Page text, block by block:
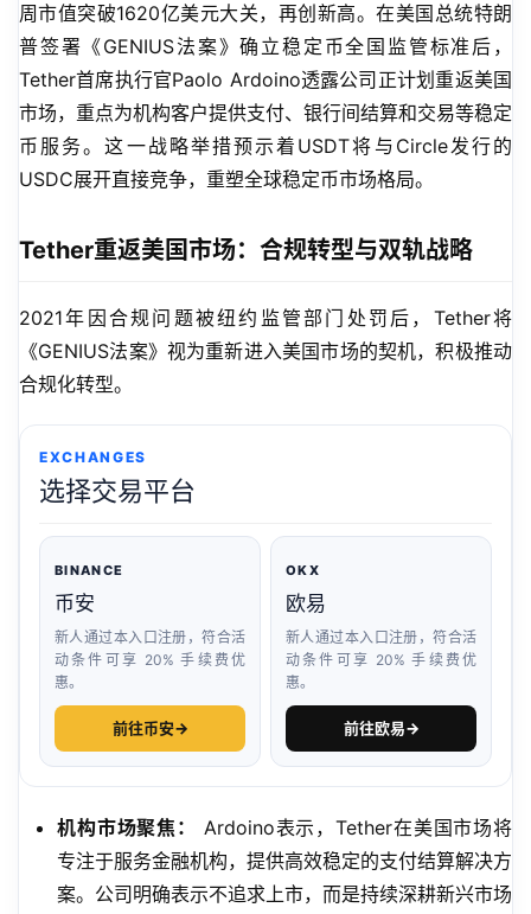
周市值突破1620亿美元大关，再创新高。在美国总统特朗
普签署《GENIUS法案》确立稳定币全国监管标准后，
Tether首席执行官Paolo Ardoino透露公司正计划重返美国
市场，重点为机构客户提供支付、银行间结算和交易等稳定
币服务。这一战略举措预示着USDT将与Circle发行的
USDC展开直接竞争，重塑全球稳定币市场格局。
Tether重返美国市场：合规转型与双轨战略
2021年因合规问题被纽约监管部门处罚后，Tether将
《GENIUS法案》视为重新进入美国市场的契机，积极推动
合规化转型。
EXCHANGES
选择交易平台
BINANCE
币安
新人通过本入口注册，符合活
动条件可享 20% 手续费优
惠。
前往币安→
OKX
欧易
新人通过本入口注册，符合活
动条件可享 20% 手续费优
惠。
前往欧易→
机构市场聚焦：
Ardoino表示，Tether在美国市场将
专注于服务金融机构，提供高效稳定的支付结算解决方
案。公司明确表示不追求上市，而是持续深耕新兴市场